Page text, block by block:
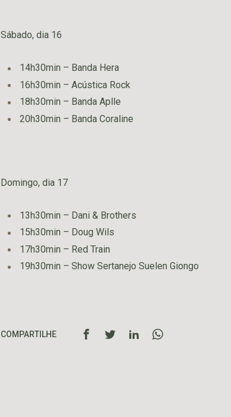
Sábado, dia 16
14h30min – Banda Hera
16h30min – Acústica Rock
18h30min – Banda Aplle
20h30min – Banda Coraline
Domingo, dia 17
13h30min – Dani & Brothers
15h30min – Doug Wils
17h30min – Red Train
19h30min – Show Sertanejo Suelen Giongo
COMPARTILHE